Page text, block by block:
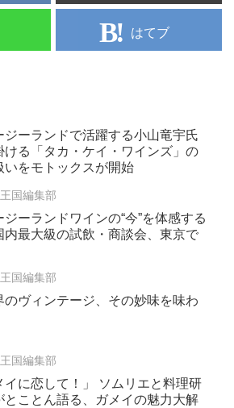
はてブ
ジーランドで活躍する小山竜宇氏
ける「タカ・ケイ・ワインズ」の
いをモトックスが開始
国編集部
ジーランドワインの“今”を体感する
最大級の試飲・商談会、東京で
国編集部
のヴィンテージ、その妙味を味わ
国編集部
イに恋して！」 ソムリエと料理研
とことん語る、ガメイの魅力大解